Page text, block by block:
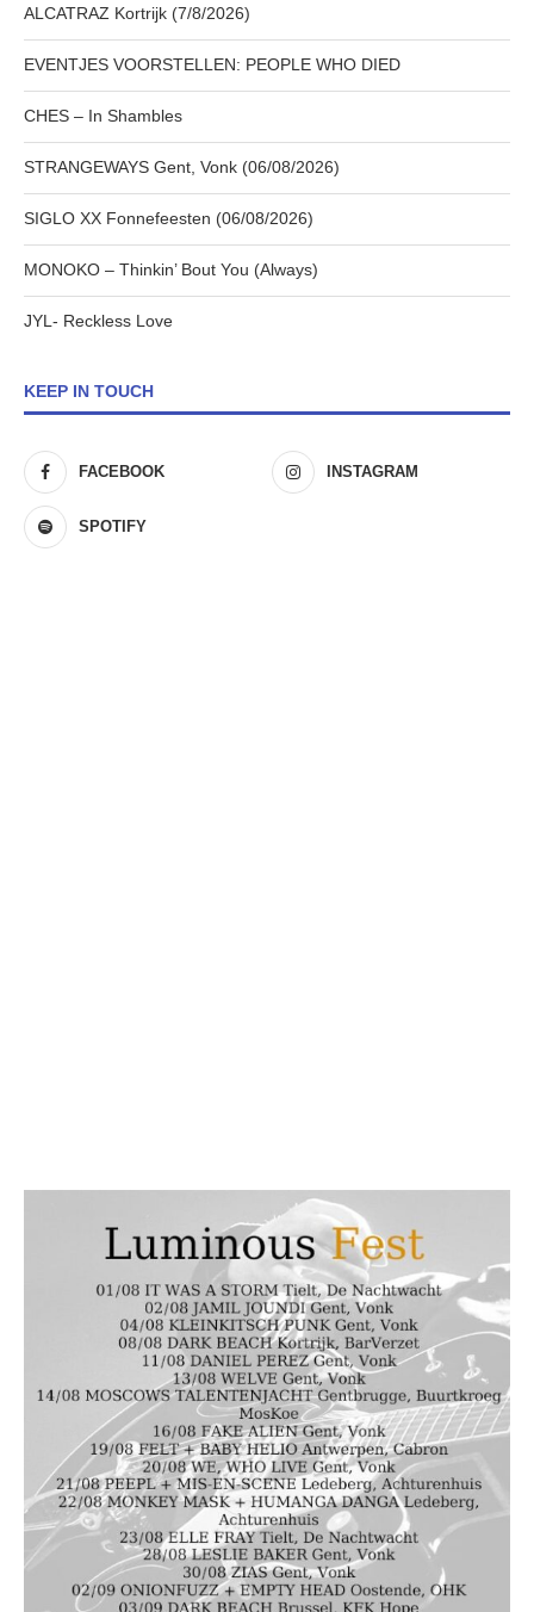
ALCATRAZ Kortrijk (7/8/2026)
EVENTJES VOORSTELLEN: PEOPLE WHO DIED
CHES – In Shambles
STRANGEWAYS Gent, Vonk (06/08/2026)
SIGLO XX Fonnefeesten (06/08/2026)
MONOKO – Thinkin’ Bout You (Always)
JYL- Reckless Love
KEEP IN TOUCH
FACEBOOK INSTAGRAM
SPOTIFY